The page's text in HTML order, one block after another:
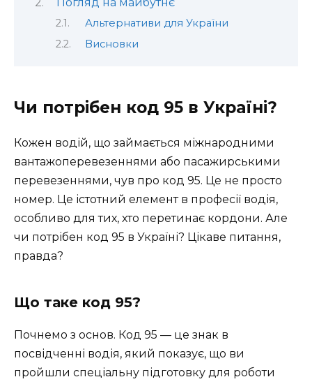
Альтернативи для України
Висновки
Чи потрібен код 95 в Україні?
Кожен водій, що займається міжнародними
вантажоперевезеннями або пасажирськими
перевезеннями, чув про код 95. Це не просто
номер. Це істотний елемент в професії водія,
особливо для тих, хто перетинає кордони. Але
чи потрібен код 95 в Україні? Цікаве питання,
правда?
Що таке код 95?
Почнемо з основ. Код 95 — це знак в
посвідченні водія, який показує, що ви
пройшли спеціальну підготовку для роботи